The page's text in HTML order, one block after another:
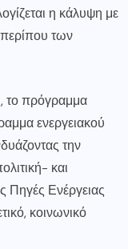
η κάλυψη με
των
το πρόγραμμα
ενεργειακού
την
και
Πηγές Ενέργειας
κοινωνικό